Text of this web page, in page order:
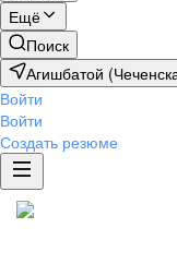
Ещё
Поиск
Агишбатой
Войти
Войти
Создать резюме